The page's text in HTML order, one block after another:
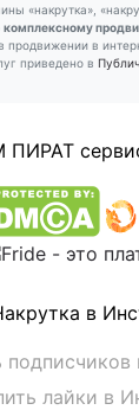
«накрутка»,
комплексному
продвижении в
приведено в
ПИРАТ
в
подписчиков
лайки в